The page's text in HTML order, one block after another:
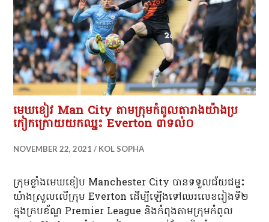
មេឃខៀវ Man City តាមក្រុមកំពូលតារាងយ៉ាងប្រ
កៀកក្រោយយកឈ្នះ Everton ៣ទល់០
NOVEMBER 22, 2021 KOL SOPHA
ក្រុមខ្លាំងមេឃខៀប Manchester City បាន​ទទួល​ជ័យជម្នះ​
យ៉ាង​ស្រួល​លើ​ក្រុម Everton ដើម្បី​ឡើង​ទៅ​ឈរ​លេខ​រៀង​ទី២​
ក្នុង​ក្រប​ខ័ណ្ឌ Premier League និង​កំពុងតាម​ក្រុម​កំពូល​